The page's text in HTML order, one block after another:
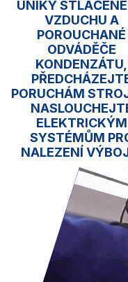
ÚNIKY
VZDUCHU A
POROUCHANÉ
ODVÁDĚČE
KONDENZÁTU,
PORUCHÁM
ELEKTRICKÝM
SYSTÉMŮM
NALEZENÍ